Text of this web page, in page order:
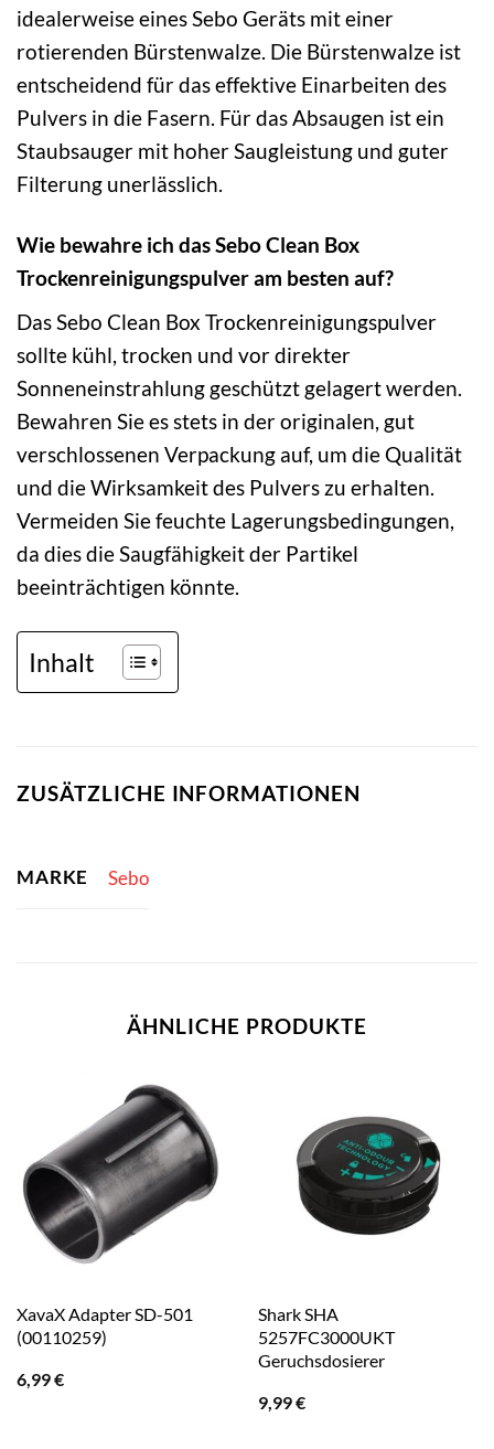
idealerweise eines Sebo Geräts mit einer
rotierenden Bürstenwalze. Die Bürstenwalze ist
entscheidend für das effektive Einarbeiten des
Pulvers in die Fasern. Für das Absaugen ist ein
Staubsauger mit hoher Saugleistung und guter
Filterung unerlässlich.
Wie bewahre ich das Sebo Clean Box
Trockenreinigungspulver am besten auf?
Das Sebo Clean Box Trockenreinigungspulver
sollte kühl, trocken und vor direkter
Sonneneinstrahlung geschützt gelagert werden.
Bewahren Sie es stets in der originalen, gut
verschlossenen Verpackung auf, um die Qualität
und die Wirksamkeit des Pulvers zu erhalten.
Vermeiden Sie feuchte Lagerungsbedingungen,
da dies die Saugfähigkeit der Partikel
beeinträchtigen könnte.
Inhalt
ZUSÄTZLICHE INFORMATIONEN
MARKE Sebo
ÄHNLICHE PRODUKTE
XavaX Adapter SD-501
(00110259)
6,99€
Shark SHA
5257FC3000UKT
Geruchsdosierer
9,99€